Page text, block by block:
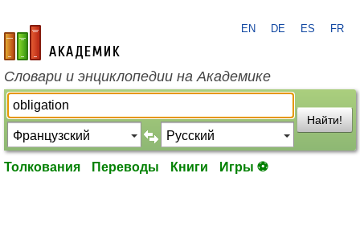
academic.ru
EN DE ES FR
Словари и энциклопедии на Академике
Найти!
Толкования Переводы Книги Игры ⚽